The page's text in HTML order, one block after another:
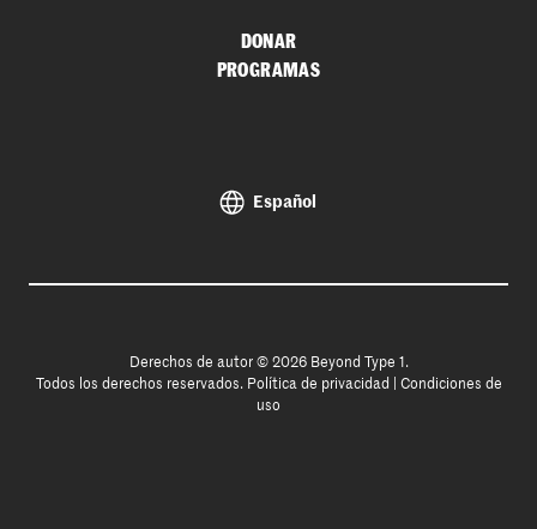
DONAR
PROGRAMAS
Español
Derechos de autor © 2026 Beyond Type 1.
Todos los derechos reservados. Política de privacidad
Condiciones de
uso